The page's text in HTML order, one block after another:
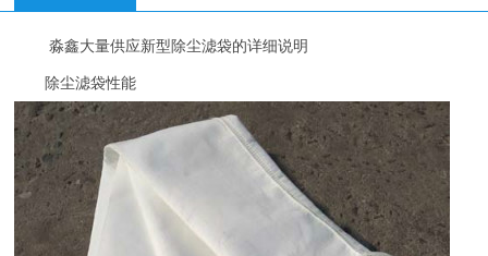
淼鑫大量供应新型除尘滤袋的详细说明
除尘滤袋性能